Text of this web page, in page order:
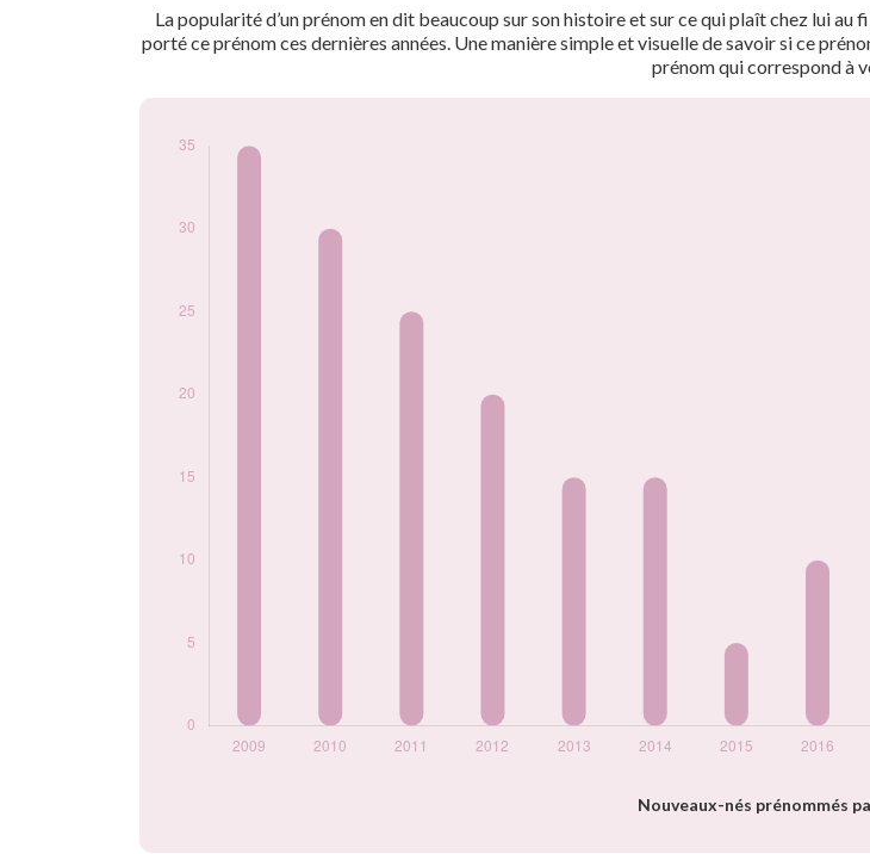
La popularité d’un prénom en dit beaucoup sur son histoire et sur ce qui plaît chez lui
porté ce prénom ces dernières années. Une manière simple et visuelle de savoir si ce
prénom qui correspond à
Nouveaux-nés prénommés
par année
2009
35
2010
30
2014
15
2017
2020